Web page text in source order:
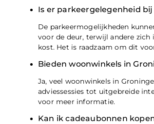
Is er parkeergelegenheid
De parkeermogelijkheden
voor de deur, terwijl andere
kost. Het is raadzaam om dit
Bieden woonwinkels in
Ja, veel woonwinkels in
adviessessies tot uitgebreide
voor meer informatie.
Kan ik cadeaubonnen